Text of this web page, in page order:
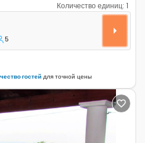
Количество единиц: 1
Ланджин - Lanđin,
5
гостейдля точной цены